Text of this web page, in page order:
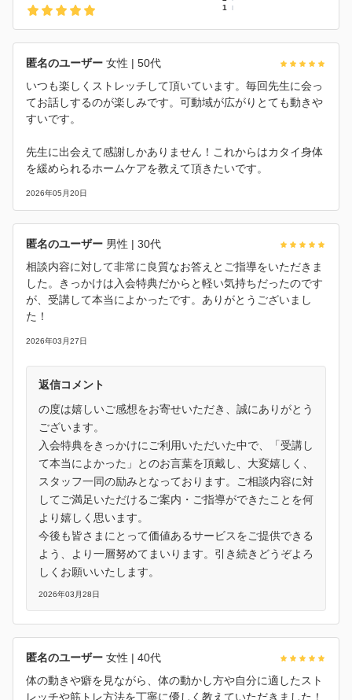
1
匿名のユーザー 女性 | 50代
いつも楽しくストレッチして頂いています。毎回先生に会っ
てお話しするのが楽しみです。可動域が広がりとても動きや
すいです。
先生に出会えて感謝しかありません！これからはカタイ身体
を緩められるホームケアを教えて頂きたいです。
2026年05月20日
匿名のユーザー 男性 | 30代
相談内容に対して非常に良質なお答えとご指導をいただきま
した。きっかけは入会特典だからと軽い気持ちだったのです
が、受講して本当によかったです。ありがとうございまし
た！
2026年03月27日
返信コメント
の度は嬉しいご感想をお寄せいただき、誠にありがとう
ございます。
入会特典をきっかけにご利用いただいた中で、「受講し
て本当によかった」とのお言葉を頂戴し、大変嬉しく、
スタッフ一同の励みとなっております。ご相談内容に対
してご満足いただけるご案内・ご指導ができたことを何
より嬉しく思います。
今後も皆さまにとって価値あるサービスをご提供できる
よう、より一層努めてまいります。引き続きどうぞよろ
しくお願いいたします。
2026年03月28日
匿名のユーザー 女性 | 40代
体の動きや癖を見ながら、体の動かし方や自分に適したスト
レッチや筋トレ方法を丁寧に優しく教えていただきました！